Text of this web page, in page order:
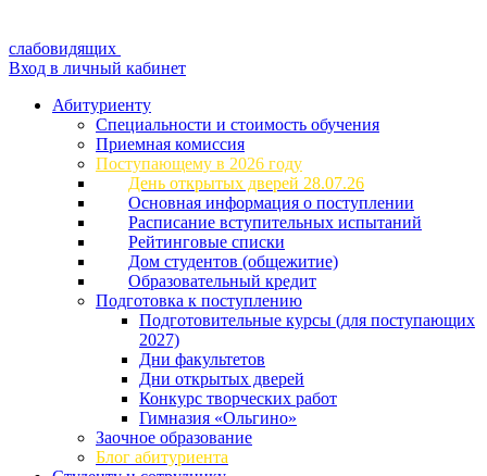
слабовидящих
Вход в личный кабинет
Абитуриенту
Специальности и стоимость обучения
Приемная комиссия
Поступающему в 2026 году
День открытых дверей 28.07.26
Основная информация о поступлении
Расписание вступительных испытаний
Рейтинговые списки
Дом студентов (общежитие)
Образовательный кредит
Подготовка к поступлению
Подготовительные курсы (для поступающих
2027)
Дни факультетов
Дни открытых дверей
Конкурс творческих работ
Гимназия «Ольгино»
Заочное образование
Блог абитуриента